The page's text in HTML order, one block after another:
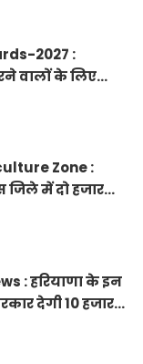
2027 :
वालों के लिए
मंत्रालय ने
Zone :
जिले में दो हजार
एग्रीकल्चर
: हरियाणा के इन
देगी 10 हजार
सीएम सैनी की